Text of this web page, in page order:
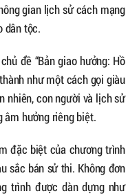
gian lịch sử cách mạng
dân tộc.
đề “Bản giao hưởng: Hồ
như một cách gọi giàu
nhiên, con người và lịch sử
âm hưởng riêng biệt.
đặc biệt của chương trình
sắc bán sử thi. Không đơn
trình được dàn dựng như